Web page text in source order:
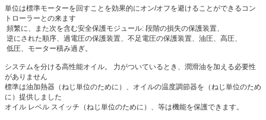
単位は標準モーターを回すことを効果的にオン/オフを避けることができるコン
トローラーとの来ます
頻繁に、また次を含む安全保護モジュール: 段階の損失の保護装置、
逆にされた順序、過電圧の保護装置、不足電圧の保護装置、油圧、高圧、
低圧、モーター積み過ぎ。
システムを分ける高性能オイル。 力がついているとき、潤滑油を加える必要性
がありません
標準は油加熱器（ねじ単位のために）、オイルの温度調節器を（ねじ単位のため
に）提供しました
オイル レベル スイッチ（ねじ単位のために）、等は機能を保護できます。